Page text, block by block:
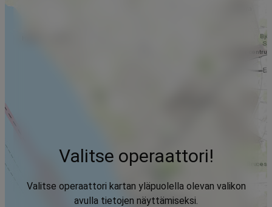
Valitse operaattori!
Valitse operaattori kartan yläpuolella olevan valikon
avulla tietojen näyttämiseksi.